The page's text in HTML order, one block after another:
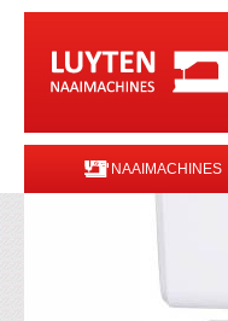
NAAIMACHINES